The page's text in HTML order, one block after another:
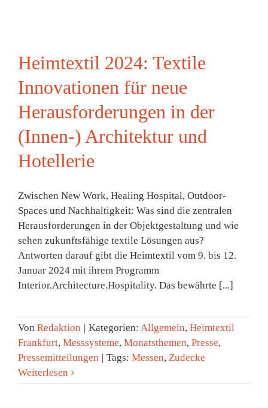
Heimtextil 2024: Textile
Innovationen für neue
Herausforderungen in der
(Innen-) Architektur und
Hotellerie
Zwischen New Work, Healing Hospital, Outdoor-
Spaces und Nachhaltigkeit: Was sind die zentralen
Herausforderungen in der Objektgestaltung und wie
sehen zukunftsfähige textile Lösungen aus?
Antworten darauf gibt die Heimtextil vom 9. bis 12.
Januar 2024 mit ihrem Programm
Interior.Architecture.Hospitality. Das bewährte [...]
Von Redaktion | Kategorien: Allgemein, Heimtextil
Frankfurt, Messsysteme, Monatsthemen, Presse,
Pressemitteilungen | Tags: Messen, Zudecke
Weiterlesen